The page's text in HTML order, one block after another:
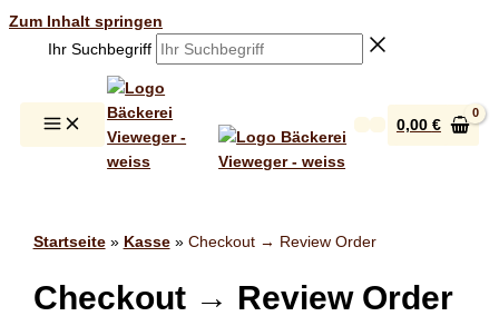
Zum Inhalt springen
Ihr Suchbegriff
0,00 €
Startseite» Kasse» Checkout → Review Order
Checkout → Review Order